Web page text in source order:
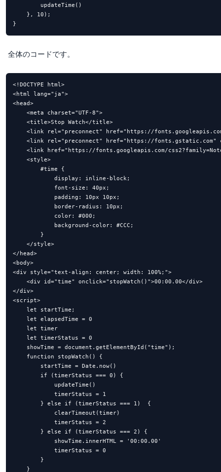
        updateTime()
    }, 10);
}
全体のコードです。
<!DOCTYPE html>
<html lang="ja">
<head>
    <meta charset="UTF-8">
    <title>Stop Watch</title>
<link rel="preconnect" href="https://
<link rel="preconnect" href="https://fonts.gstatic.com"
<link href="https://fonts.googleapis.com/
    <style>
        #time {
            display: inline-block;
            font-size: 40px;
            padding: 10px 10px;
            border-radius: 10px;
            color: #000;
            background-color: #CCC;
        }
    </style>
</head>
<body>
<div style="text-align: center; width: 100%;">
    <div id="time" onclick="stopWatch()">00:00.00</div>
</div>
<script>
    let startTime;
    let elapsedTime = 0
    let timer
    let timerStatus = 0
    showTime = document.getElementById("time");
    function stopWatch() {
        startTime = Date.now()
        if (timerStatus === 0) {
            updateTime()
            timerStatus = 1
        } else if (timerStatus === 1)  {
            clearTimeout(timer)
            timerStatus = 2
        } else if (timerStatus === 2) {
            showTime.innerHTML = '00:00.00'
            timerStatus = 0
        }
    }